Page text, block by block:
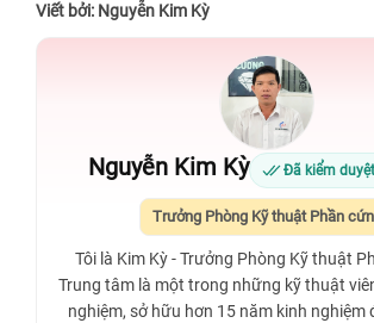
Viết bởi: Nguyễn Kim Kỳ
Nguyễn Kim Kỳ Đã kiểm
Trưởng Phòng Kỹ thuật Phần
Tôi là Kim Kỳ - Trưởng Phòng Kỹ thuật
Trung tâm là một trong những kỹ thuật
nghiệm, sở hữu hơn 15 năm kinh nghiệm